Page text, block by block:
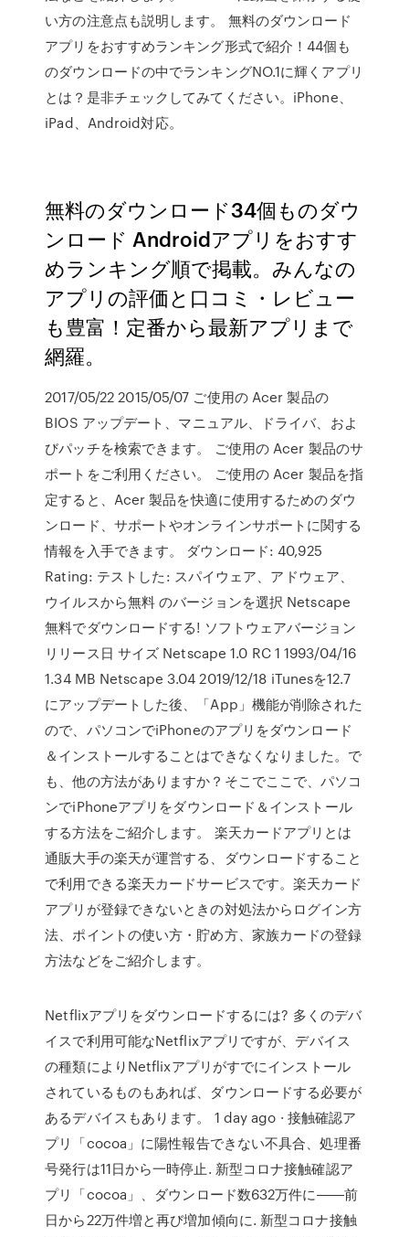
い方の注意点も説明します。 無料のダウンロード
アプリをおすすめランキング形式で紹介！44個も
のダウンロードの中でランキングNO.1に輝くアプリ
とは？是非チェックしてみてください。iPhone、
iPad、Android対応。
無料のダウンロード34個ものダウ
ンロード Androidアプリをおすす
めランキング順で掲載。みんなの
アプリの評価と口コミ・レビュー
も豊富！定番から最新アプリまで
網羅。
2017/05/22 2015/05/07 ご使用の Acer 製品の
BIOS アップデート、マニュアル、ドライバ、およ
びパッチを検索できます。 ご使用の Acer 製品のサ
ポートをご利用ください。 ご使用の Acer 製品を指
定すると、Acer 製品を快適に使用するためのダウ
ンロード、サポートやオンラインサポートに関する
情報を入手できます。 ダウンロード: 40,925
Rating: テストした: スパイウェア、アドウェア、
ウイルスから無料 のバージョンを選択 Netscape
無料でダウンロードする! ソフトウェアバージョン
リリース日 サイズ Netscape 1.0 RC 1 1993/04/16
1.34 MB Netscape 3.04 2019/12/18 iTunesを12.7
にアップデートした後、「App」機能が削除された
ので、パソコンでiPhoneのアプリをダウンロード
＆インストールすることはできなくなりました。で
も、他の方法がありますか？そこでここで、パソコ
ンでiPhoneアプリをダウンロード＆インストール
する方法をご紹介します。 楽天カードアプリとは
通販大手の楽天が運営する、ダウンロードすること
で利用できる楽天カードサービスです。楽天カード
アプリが登録できないときの対処法からログイン方
法、ポイントの使い方・貯め方、家族カードの登録
方法などをご紹介します。
Netflixアプリをダウンロードするには? 多くのデバ
イスで利用可能なNetflixアプリですが、デバイス
の種類によりNetflixアプリがすでにインストール
されているものもあれば、ダウンロードする必要が
あるデバイスもあります。 1 day ago · 接触確認ア
プリ「cocoa」に陽性報告できない不具合、処理番
号発行は11日から一時停止. 新型コロナ接触確認ア
プリ「cocoa」、ダウンロード数632万件に――前
日から22万件増と再び増加傾向に. 新型コロナ接触